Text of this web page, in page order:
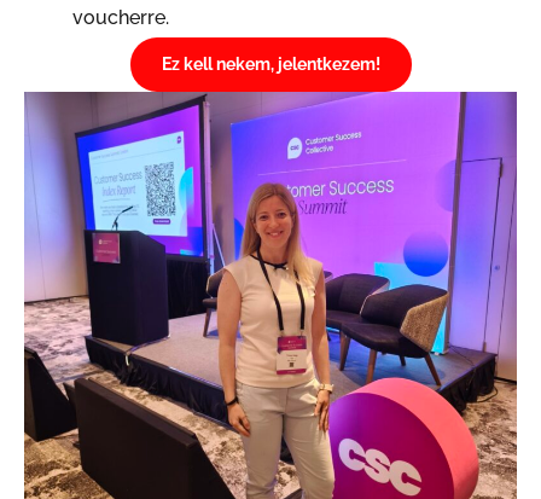
voucherre.
Ez kell nekem, jelentkezem!